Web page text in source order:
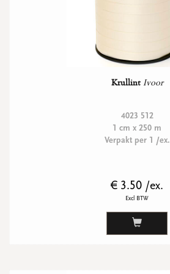
Krullint Ivoor
4023 512
1 cm x 250 m
Verpakt per 1 /ex.
€ 3.50 /ex.
Excl BTW